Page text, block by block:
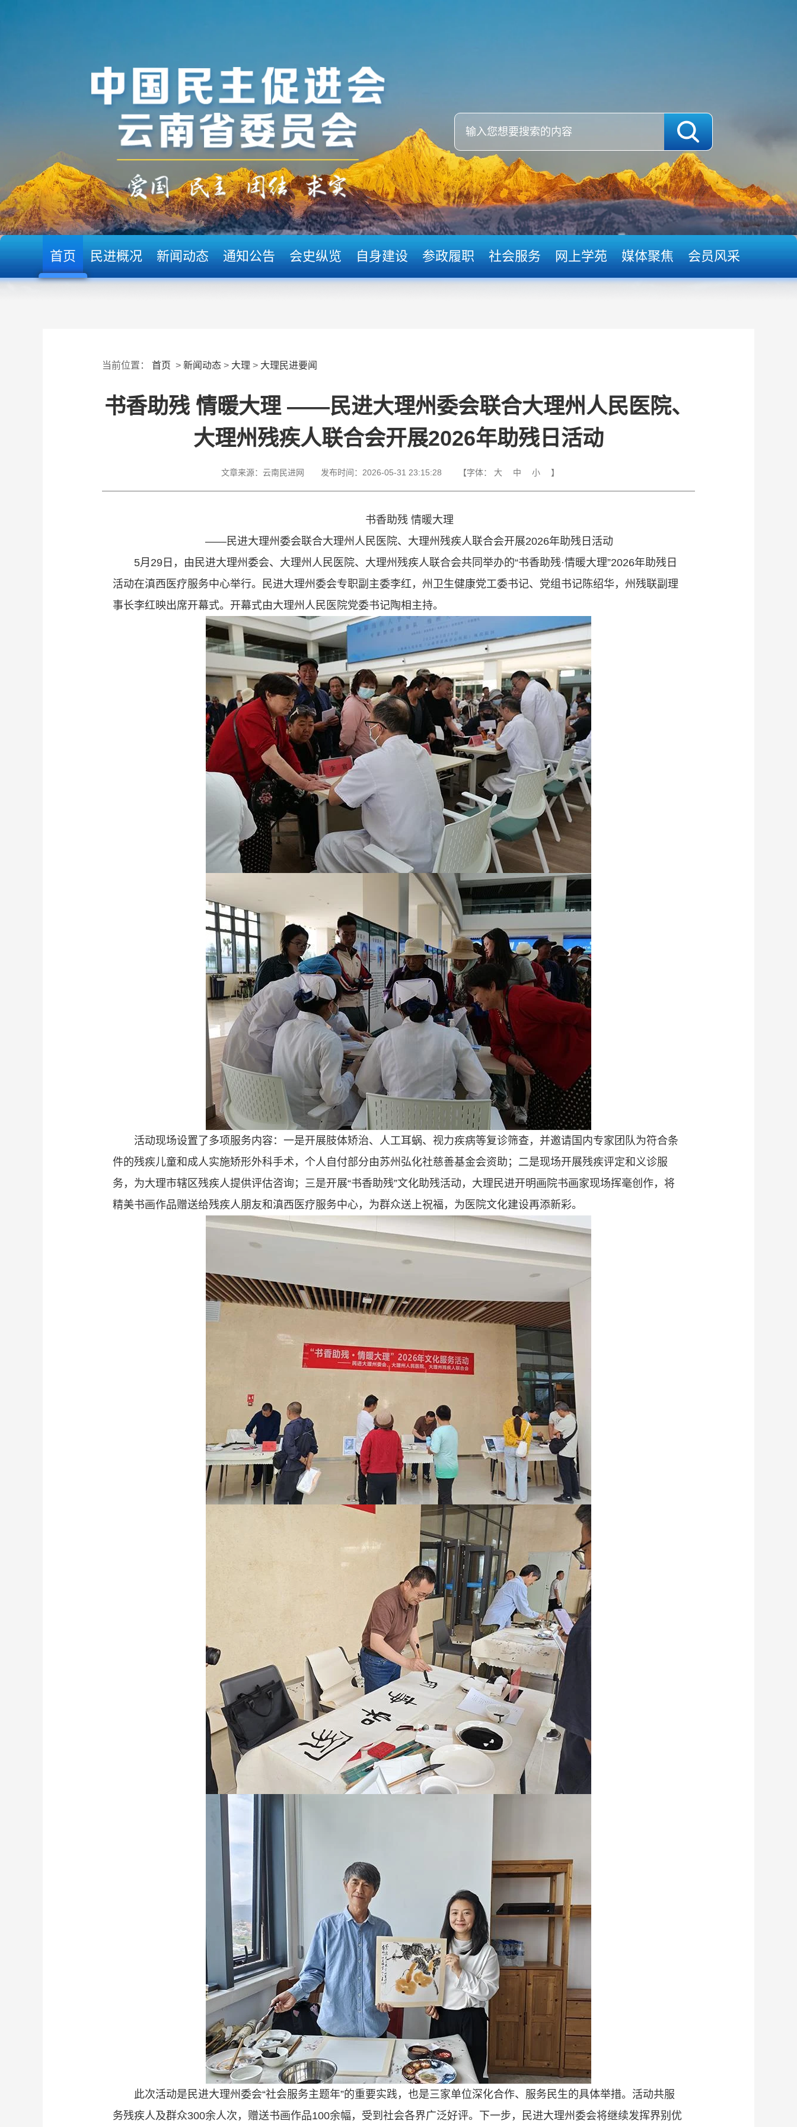
首页 民进概况 新闻动态 通知公告 会史纵览 自身建设 参政履职 社会服务 网上学苑 媒体聚焦 会员风采
当前位置： 首页 > 新闻动态 > 大理 > 大理民进要闻
书香助残 情暖大理 ——民进大理州委会联合大理州人民医院、
大理州残疾人联合会开展2026年助残日活动
文章来源： 云南民进网 发布时间： 2026-05-31 23:15:28 【字体： 大 中 小 】
书香助残 情暖大理
——民进大理州委会联合大理州人民医院、大理州残疾人联合会开展2026年助残日活动
5月29日，由民进大理州委会、大理州人民医院、大理州残疾人联合会共同举办的“书香助残·情暖大理”2026年助残日
活动在滇西医疗服务中心举行。民进大理州委会专职副主委李红，州卫生健康党工委书记、党组书记陈绍华，州残联副理
事长李红映出席开幕式。开幕式由大理州人民医院党委书记陶相主持。
活动现场设置了多项服务内容：一是开展肢体矫治、人工耳蜗、视力疾病等复诊筛查，并邀请国内专家团队为符合条
件的残疾儿童和成人实施矫形外科手术，个人自付部分由苏州弘化社慈善基金会资助；二是现场开展残疾评定和义诊服
务，为大理市辖区残疾人提供评估咨询；三是开展“书香助残”文化助残活动，大理民进开明画院书画家现场挥毫创作，将
精美书画作品赠送给残疾人朋友和滇西医疗服务中心，为群众送上祝福，为医院文化建设再添新彩。
此次活动是民进大理州委会“社会服务主题年”的重要实践，也是三家单位深化合作、服务民生的具体举措。活动共服
务残疾人及群众300余人次，赠送书画作品100余幅，受到社会各界广泛好评。下一步，民进大理州委会将继续发挥界别优